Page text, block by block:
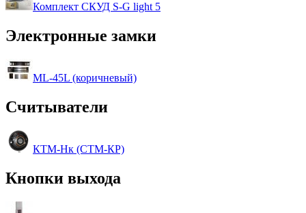
Комплект СКУД S-G light 5
Электронные замки
ML-45L (коричневый)
Считыватели
КТМ-Нк (СТМ-КР)
Кнопки выхода